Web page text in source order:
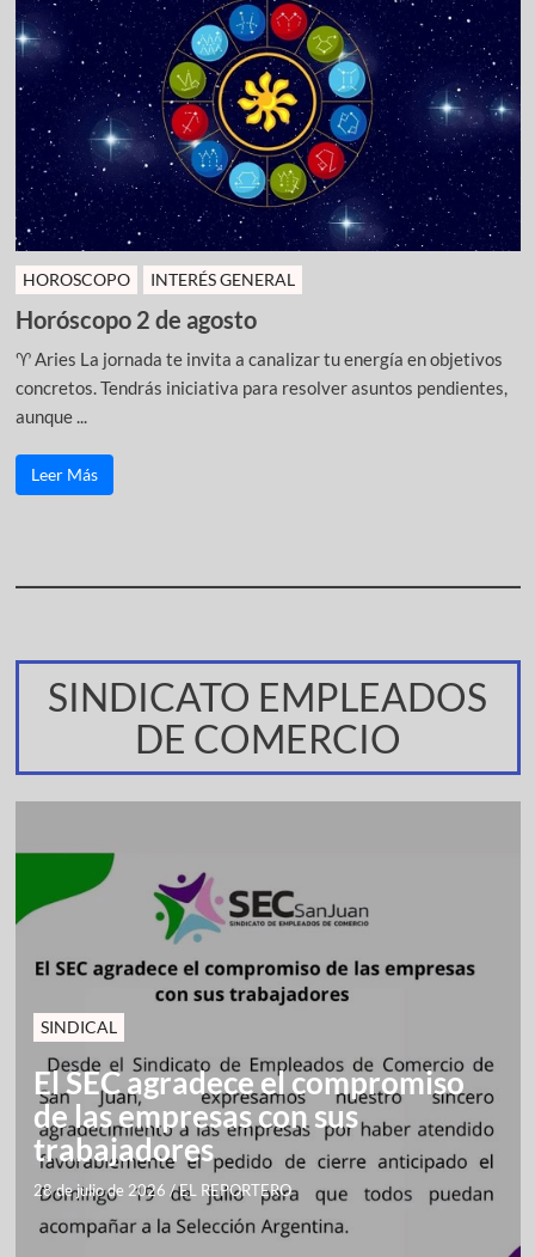
HOROSCOPO INTERÉS GENERAL
Horóscopo 2 de agosto
♈ Aries La jornada te invita a canalizar tu energía en objetivos
concretos. Tendrás iniciativa para resolver asuntos pendientes,
aunque ...
Leer Más
SINDICATO EMPLEADOS
DE COMERCIO
SINDICAL
El SEC agradece el compromiso
de las empresas con sus
trabajadores
28 de julio de 2026 /EL REPORTERO